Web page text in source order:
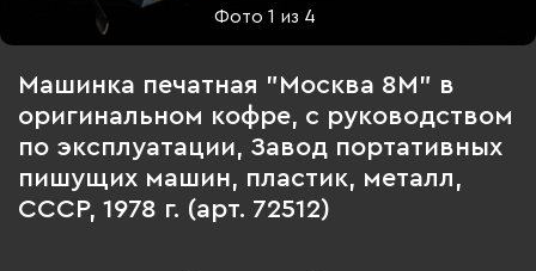
Фото1 из 4
Машинка печатная "Москва 8М" в
оригинальном кофре, с руководством
по эксплуатации, Завод портативных
пишущих машин, пластик, металл,
СССР, 1978 г. (арт. 72512)